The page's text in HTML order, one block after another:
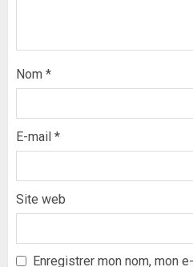
Nom *
E-mail *
Site web
Enregistrer mon nom, mon
ses